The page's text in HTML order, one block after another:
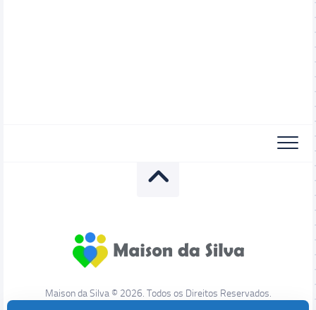
Maison da Silva © 2026. Todos os Direitos Reservados.